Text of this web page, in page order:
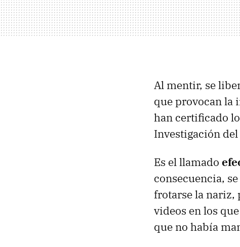
Al mentir, se
que provocan la
han certificado
Investigación del
Es el llamado
consecuencia,
frotarse la nariz,
videos en los
que no había